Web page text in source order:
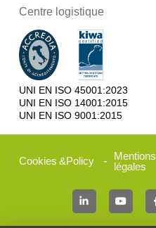
Centre logistique
UNI EN ISO 45001:2023
UNI EN ISO 14001:2015
UNI EN ISO 9001:2015
Cookies &Policy - Mentions
légales